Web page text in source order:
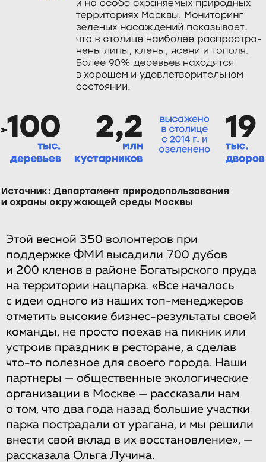
Этой весной 350 волонтеров при
поддержке ФМИ высадили 700 дубов
и 200 кленов в районе Богатырского пруда
на территории нацпарка. «Все началось
с идеи одного из наших топ-менеджеров
отметить высокие бизнес-результаты своей
команды, не просто поехав на пикник или
устроив праздник в ресторане, а сделав
что-то полезное для своего города. Наши
партнеры — общественные экологические
организации в Москве — рассказали нам
о том, что два года назад большие участки
парка пострадали от урагана, и мы решили
внести свой вклад в их восстановление», —
рассказала Ольга Лучина.